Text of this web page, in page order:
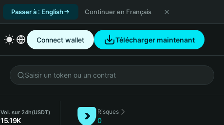
Passer à : English Continuer en Français
Connect wallet Télécharger maintenant
Vol. sur 24h(USDT)
15.19K
Risques
0